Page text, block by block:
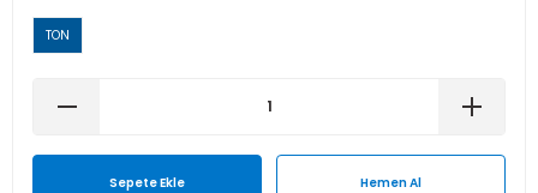
TON
Sepete Ekle Hemen Al